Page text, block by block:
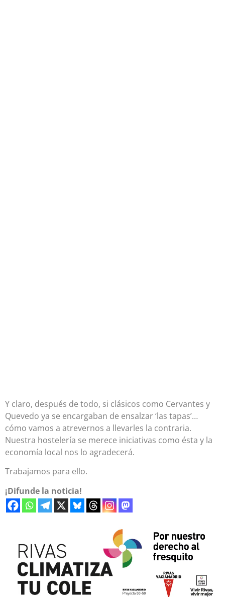
Y claro, después de todo, si clásicos como Cervantes y
Quevedo ya se encargaban de ensalzar ‘las tapas’…
cómo vamos a atrevernos a llevarles la contraria.
Nuestra hostelería se merece iniciativas como ésta y la
economía local nos lo agradecerá.
Trabajamos para ello.
¡Difunde la noticia!